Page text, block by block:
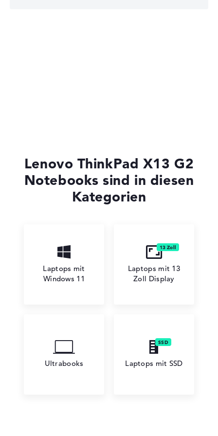
Lenovo Chromebook
Lenovo ThinkPad X13 G2
Notebooks sind in diesen
Kategorien
Laptops mit
Windows 11
Laptops mit 13
Zoll Display
Ultrabooks Laptops mit SSD